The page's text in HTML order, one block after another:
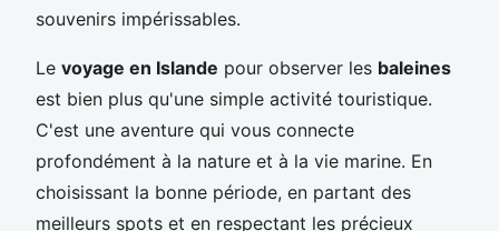
souvenirs impérissables.
Le voyage en Islande pour observer les baleines
est bien plus qu'une simple activité touristique.
C'est une aventure qui vous connecte
profondément à la nature et à la vie marine. En
choisissant la bonne période, en partant des
meilleurs spots et en respectant les précieux